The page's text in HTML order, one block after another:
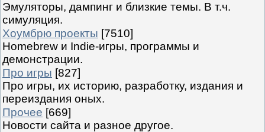
Эмуляторы, дампинг и близкие темы. В т.ч.
симуляция.
Хоумбрю проекты [7510]
Homebrew и Indie-игры, программы и
демонстрации.
Про игры [827]
Про игры, их историю, разработку, издания и
переиздания оных.
Прочее [669]
Новости сайта и разное другое.